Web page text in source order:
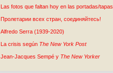
Las fotos que faltan hoy en las portadas/tapas
Пролетарии всех стран, соединяйтесь!
Alfredo Serra (1939-2020)
La crisis según The New York Post
Jean-Jacques Sempé y The New Yorker